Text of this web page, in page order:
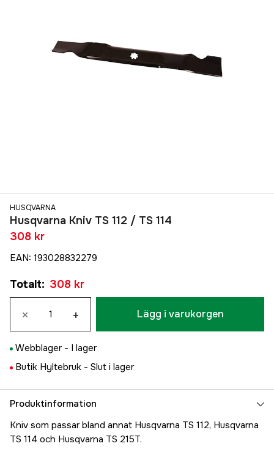
HUSQVARNA
Husqvarna Kniv TS 112 / TS 114
308 kr
EAN: 193028832279
Totalt: 308 kr
× + Lägg i varukorgen
Webblager - I lager
Butik Hyltebruk - Slut i lager
Produktinformation
Kniv som passar bland annat Husqvarna TS 112, Husqvarna
TS 114 och Husqvarna TS 215T.